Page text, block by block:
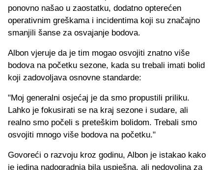
ponovno našao u zaostatku, dodatno opterećen
operativnim greškama i incidentima koji su značajno
smanjili šanse za osvajanje bodova.
Albon vjeruje da je tim mogao osvojiti znatno više
bodova na početku sezone, kada su trebali imati bolid
koji zadovoljava osnovne standarde:
"Moj generalni osjećaj je da smo propustili priliku.
Lahko je fokusirati se na kraj sezone i sudare, ali
realno smo počeli s preteškim bolidom. Trebali smo
osvojiti mnogo više bodova na početku."
Govoreći o razvoju kroz godinu, Albon je istakao kako
je jedina nadogradnja bila uspješna, ali nedovoljna za